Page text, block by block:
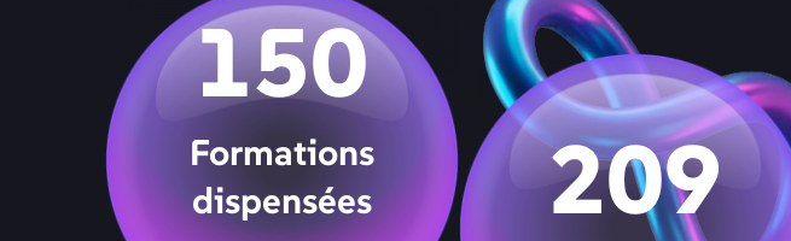
150
Formations
dispensées
209